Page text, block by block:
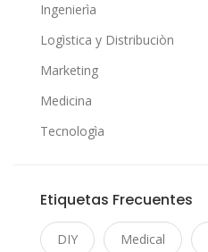
Ingenierìa
Logìstica y Distribuciòn
Marketing
Medicina
Tecnologìa
Etiquetas Frecuentes
DIY Medical